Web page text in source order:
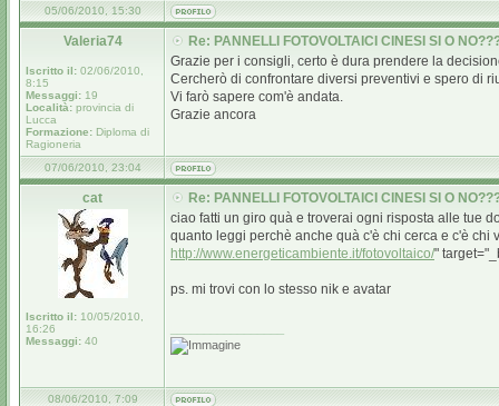
05/06/2010, 15:30
Valeria74
Iscritto il: 02/06/2010,
8:15
Messaggi: 19
Località: provincia di
Lucca
Formazione: Diploma di
Ragioneria
Re: PANNELLI FOTOVOLTAICI CINESI SI O
Grazie per i consigli, certo è dura prendere la
Cercherò di confrontare diversi preventivi e spero di
Vi farò sapere com'è andata.
Grazie ancora
07/06/2010, 23:04
cat
Iscritto il: 10/05/2010,
16:26
Messaggi: 40
Re: PANNELLI FOTOVOLTAICI CINESI SI O
ciao fatti un giro quà e troverai ogni risposta alle tue
quanto leggi perchè anche quà c'è chi cerca e c'è
http://www.energeticambiente.it/fotovoltaico/"
ps. mi trovi con lo stesso nik e avatar
08/06/2010, 7:09